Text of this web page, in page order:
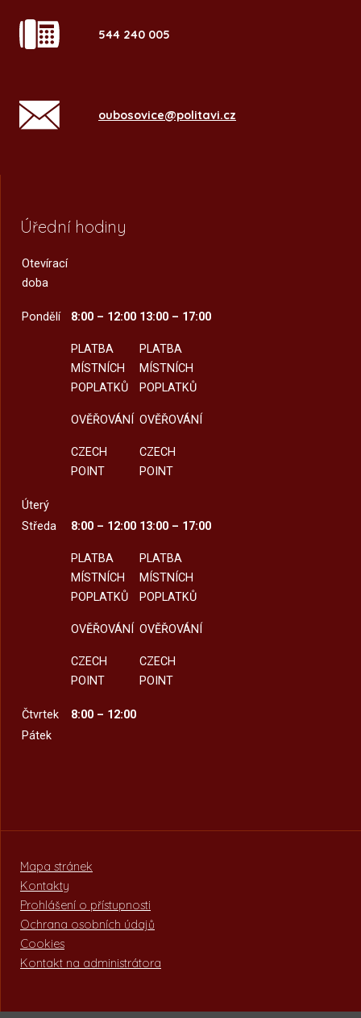
544 240 005
oubosovice@politavi.cz
Úřední hodiny
Otevírací
doba
Pondělí 8:00 – 12:00
PLATBA
MÍSTNÍCH
POPLATKŮ
OVĚŘOVÁNÍ
CZECH
POINT
13:00 – 17:00
PLATBA
MÍSTNÍCH
POPLATKŮ
OVĚŘOVÁNÍ
CZECH
POINT
Úterý
Středa
8:00 – 12:00
PLATBA
MÍSTNÍCH
POPLATKŮ
OVĚŘOVÁNÍ
CZECH
POINT
13:00 – 17:00
PLATBA
MÍSTNÍCH
POPLATKŮ
OVĚŘOVÁNÍ
CZECH
POINT
Čtvrtek
8:00 – 12:00
Pátek
Mapa stránek
Kontakty
Prohlášení o přístupnosti
Ochrana osobních údajů
Cookies
Kontakt na administrátora